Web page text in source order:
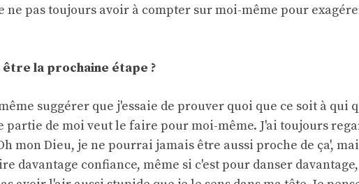
ne pas toujours avoir à compter sur moi-même pour
la prochaine étape ?
suggérer que j'essaie de prouver quoi que ce soit à qui
partie de moi veut le faire pour moi-même. J'ai toujours
mon Dieu, je ne pourrai jamais être aussi proche de ça',
davantage confiance, même si c'est pour danser davantage,